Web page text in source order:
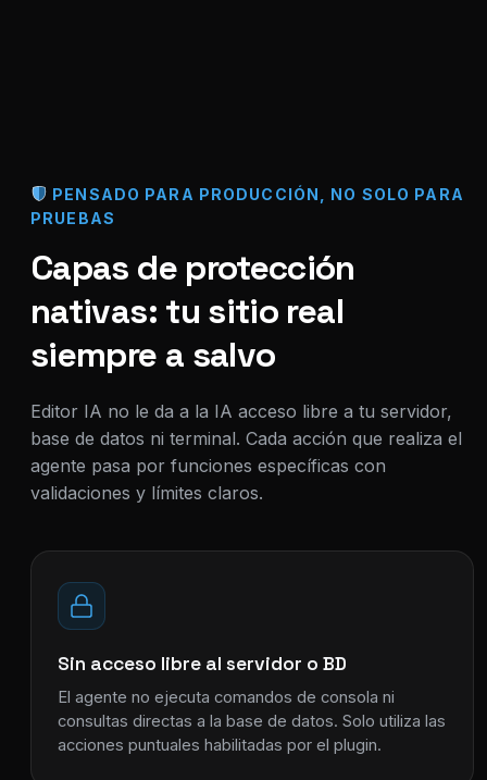
PENSADO PARA PRODUCCIÓN, NO SOLO PARA
PRUEBAS
Capas de protección
nativas: tu sitio real
siempre a salvo
Editor IA no le da a la IA acceso libre a tu servidor,
base de datos ni terminal. Cada acción que realiza el
agente pasa por funciones específicas con
validaciones y límites claros.
Sin acceso libre al servidor o BD
El agente no ejecuta comandos de consola ni
consultas directas a la base de datos. Solo utiliza las
acciones puntuales habilitadas por el plugin.